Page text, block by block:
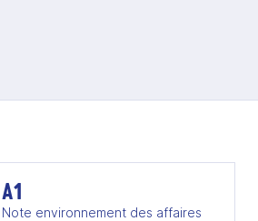
A1
Note environnement des affaires